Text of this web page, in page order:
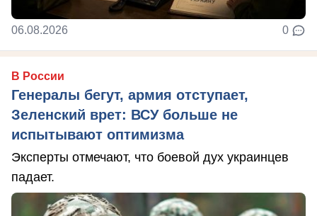
06.08.2026 0
В России
Генералы бегут, армия отступает,
Зеленский врет: ВСУ больше не
испытывают оптимизма
Эксперты отмечают, что боевой дух украинцев
падает.